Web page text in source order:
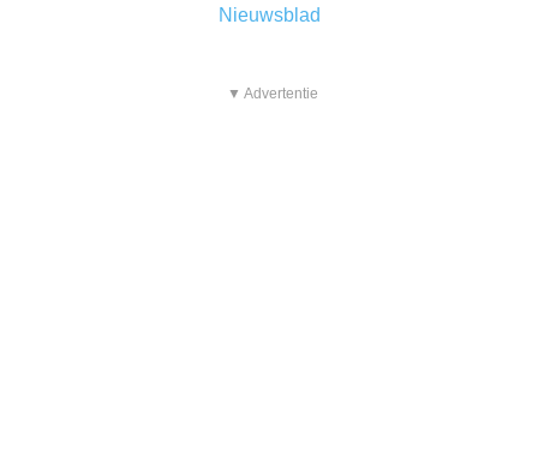
Nieuwsblad
▼ Advertentie